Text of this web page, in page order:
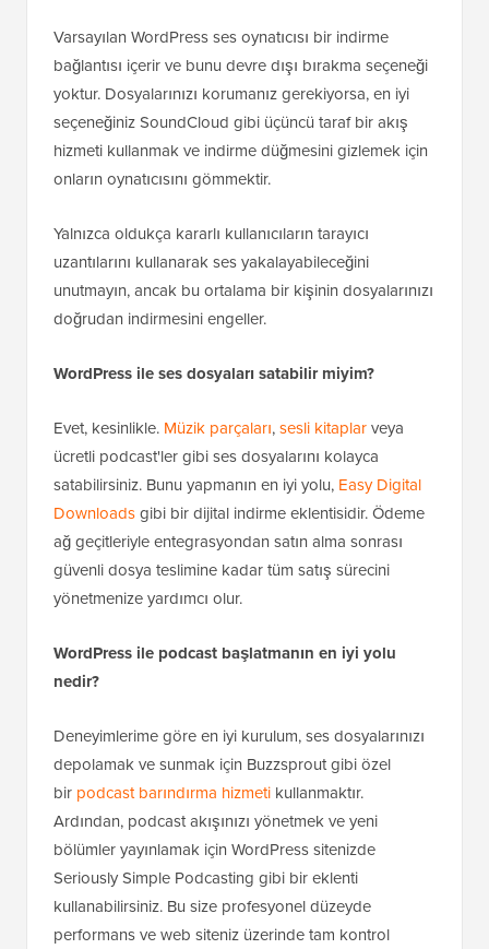
Varsayılan WordPress ses oynatıcısı bir indirme
bağlantısı içerir ve bunu devre dışı bırakma seçeneği
yoktur. Dosyalarınızı korumanız gerekiyorsa, en iyi
seçeneğiniz SoundCloud gibi üçüncü taraf bir akış
hizmeti kullanmak ve indirme düğmesini gizlemek için
onların oynatıcısını gömmektir.
Yalnızca oldukça kararlı kullanıcıların tarayıcı
uzantılarını kullanarak ses yakalayabileceğini
unutmayın, ancak bu ortalama bir kişinin dosyalarınızı
doğrudan indirmesini engeller.
WordPress ile ses dosyaları satabilir miyim?
Evet, kesinlikle. Müzik parçaları,sesli kitaplarveya
ücretli podcast'ler gibi ses dosyalarını kolayca
satabilirsiniz. Bunu yapmanın en iyi yolu, Easy Digital
Downloadsgibi bir dijital indirme eklentisidir. Ödeme
ağ geçitleriyle entegrasyondan satın alma sonrası
güvenli dosya teslimine kadar tüm satış sürecini
yönetmenize yardımcı olur.
WordPress ile podcast başlatmanın en iyi yolu
nedir?
Deneyimlerime göre en iyi kurulum, ses dosyalarınızı
depolamak ve sunmak için Buzzsprout gibi özel
bir podcast barındırma hizmeti kullanmaktır.
Ardından, podcast akışınızı yönetmek ve yeni
bölümler yayınlamak için WordPress sitenizde
Seriously Simple Podcasting gibi bir eklenti
kullanabilirsiniz. Bu size profesyonel düzeyde
performans ve web siteniz üzerinde tam kontrol